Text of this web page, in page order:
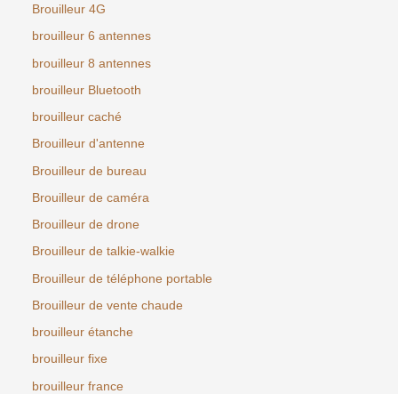
Brouilleur 4G
brouilleur 6 antennes
brouilleur 8 antennes
brouilleur Bluetooth
brouilleur caché
Brouilleur d'antenne
Brouilleur de bureau
Brouilleur de caméra
Brouilleur de drone
Brouilleur de talkie-walkie
Brouilleur de téléphone portable
Brouilleur de vente chaude
brouilleur étanche
brouilleur fixe
brouilleur france